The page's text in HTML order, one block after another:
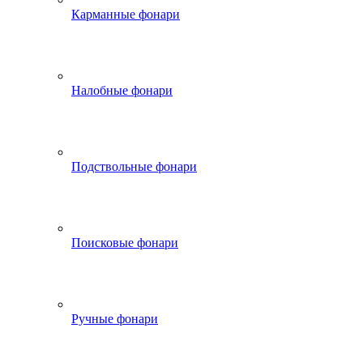
Карманные фонари
Налобные фонари
Подствольные фонари
Поисковые фонари
Ручные фонари